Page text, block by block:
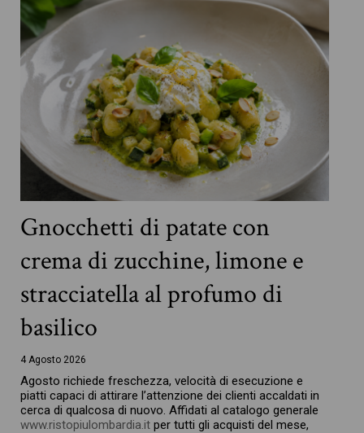
Gnocchetti di patate con
crema di zucchine, limone e
stracciatella al profumo di
basilico
4 Agosto 2026
Agosto richiede freschezza, velocità di esecuzione e
piatti capaci di attirare l’attenzione dei clienti accaldati in
cerca di qualcosa di nuovo. Affidati al catalogo generale
www.ristopiulombardia.it per tutti gli acquisti del mese,